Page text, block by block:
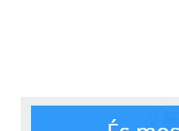
rakodótértől. A Chassis
további funkcionalitással